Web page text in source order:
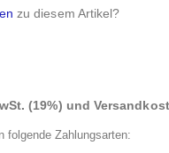
zu diesem Artikel?
(19%) und
folgende Zahlungsarten: